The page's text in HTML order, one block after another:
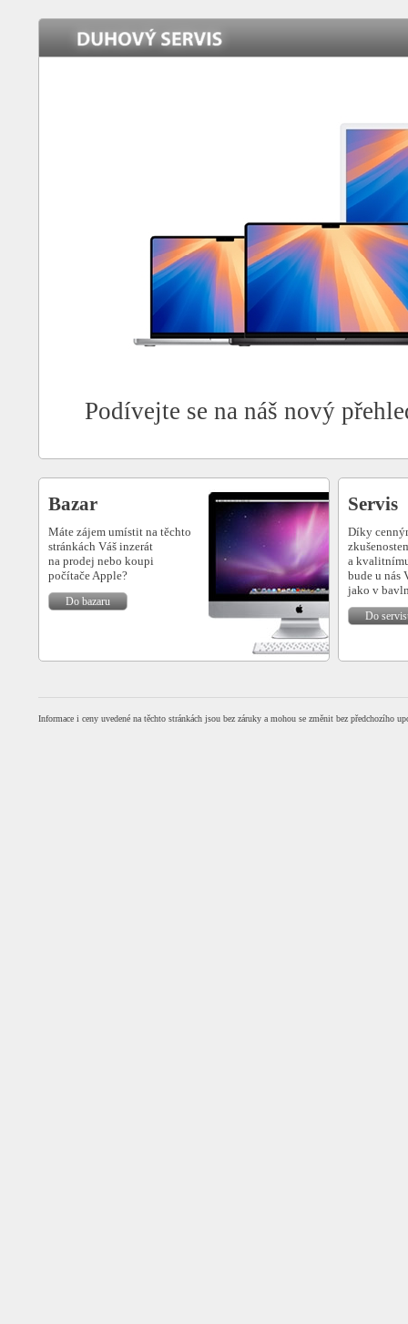
Podívejte se na náš nový
Bazar
Máte zájem umístit na těchto
stránkách Váš inzerát
na prodej nebo koupi
počítače Apple?
Do bazaru
Servis
Díky
a
bude u nás
jako v
Do
Informace i ceny uvedené na těchto stránkách jsou bez záruky a mohou se změnit bez předchozího